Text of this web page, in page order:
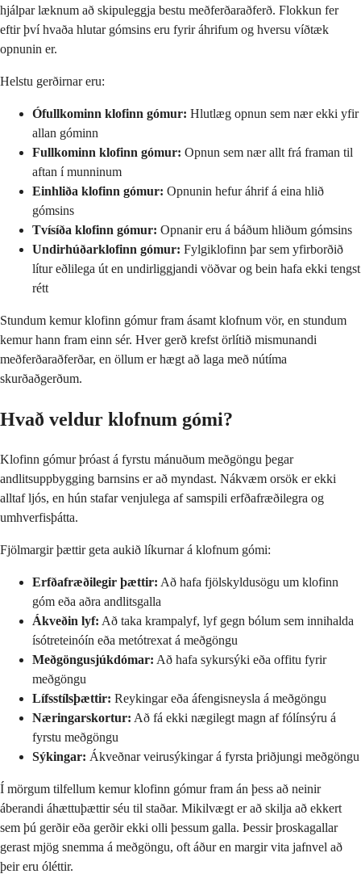
hjálpar læknum að skipuleggja bestu meðferðaraðferð. Flokkun fer
eftir því hvaða hlutar gómsins eru fyrir áhrifum og hversu víðtæk
opnunin er.
Helstu gerðirnar eru:
Ófullkominn klofinn gómur: Hlutlæg opnun sem nær ekki yfir
allan góminn
Fullkominn klofinn gómur: Opnun sem nær allt frá framan til
aftan í munninum
Einhliða klofinn gómur: Opnunin hefur áhrif á eina hlið
gómsins
Tvísíða klofinn gómur: Opnanir eru á báðum hliðum gómsins
Undirhúðarklofinn gómur: Fylgiklofinn þar sem yfirborðið
lítur eðlilega út en undirliggjandi vöðvar og bein hafa ekki tengst
rétt
Stundum kemur klofinn gómur fram ásamt klofnum vör, en stundum
kemur hann fram einn sér. Hver gerð krefst örlítið mismunandi
meðferðaraðferðar, en öllum er hægt að laga með nútíma
skurðaðgerðum.
Hvað veldur klofnum gómi?
Klofinn gómur þróast á fyrstu mánuðum meðgöngu þegar
andlitsuppbygging barnsins er að myndast. Nákvæm orsök er ekki
alltaf ljós, en hún stafar venjulega af samspili erfðafræðilegra og
umhverfisþátta.
Fjölmargir þættir geta aukið líkurnar á klofnum gómi:
Erfðafræðilegir þættir: Að hafa fjölskyldusögu um klofinn
góm eða aðra andlitsgalla
Ákveðin lyf: Að taka krampalyf, lyf gegn bólum sem innihalda
ísótreteinóín eða metótrexat á meðgöngu
Meðgöngusjúkdómar: Að hafa sykursýki eða offitu fyrir
meðgöngu
Lífsstílsþættir: Reykingar eða áfengisneysla á meðgöngu
Næringarskortur: Að fá ekki nægilegt magn af fólínsýru á
fyrstu meðgöngu
Sýkingar: Ákveðnar veirusýkingar á fyrsta þriðjungi meðgöngu
Í mörgum tilfellum kemur klofinn gómur fram án þess að neinir
áberandi áhættuþættir séu til staðar. Mikilvægt er að skilja að ekkert
sem þú gerðir eða gerðir ekki olli þessum galla. Þessir þroskagallar
gerast mjög snemma á meðgöngu, oft áður en margir vita jafnvel að
þeir eru óléttir.